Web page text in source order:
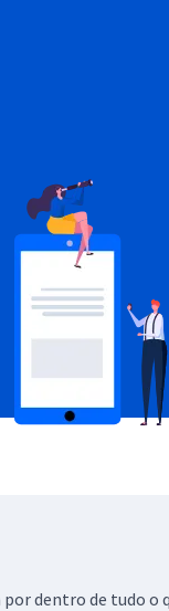
por dentro de tudo o